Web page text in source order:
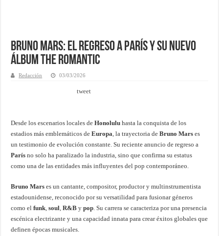
Bruno Mars: El Regreso a París y su Nuevo
Álbum The Romantic
Redacción 03/03/2026
tweet
Desde los escenarios locales deHonolulu hasta la conquista de los
estadios más emblemáticos deEuropa, la trayectoria deBruno Mars es
un testimonio de evolución constante. Su reciente anuncio de regreso a
París no solo ha paralizado la industria, sino que confirma su estatus
como una de las entidades más influyentes del pop contemporáneo.
Bruno Mars es un cantante, compositor, productor y multinstrumentista
estadounidense, reconocido por su versatilidad para fusionar géneros
como elfunk,soul,R&B ypop. Su carrera se caracteriza por una presencia
escénica electrizante y una capacidad innata para crear éxitos globales que
definen épocas musicales.